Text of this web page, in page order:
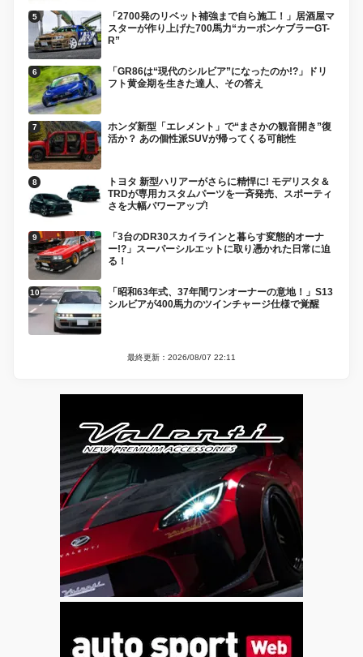
「2700発のリベット補強まで自ら施工！」居酒屋マ
スターが作り上げた700馬力“カーボンケブラーGT-
R”
「GR86は“現代のシルビア”になったのか!?」ドリ
フト黄金期を生きた達人、その答え
ホンダ新型「エレメント」で“まさかの観音開き”復
活か？ あの個性派SUVが帰ってくる可能性
トヨタ 新型ハリアーがさらに精悍に! モデリスタ＆
TRDが専用カスタムパーツを一斉発売、スポーティ
さを大幅パワーアップ!
「3台のDR30スカイラインと暮らす変態的オーナ
ー!?」スーパーシルエットに取り憑かれた日常に迫
る！
「昭和63年式、37年間ワンオーナーの意地！」S13
シルビアが400馬力のツインチャージ仕様で覚醒
最終更新：2026/08/07 22:11